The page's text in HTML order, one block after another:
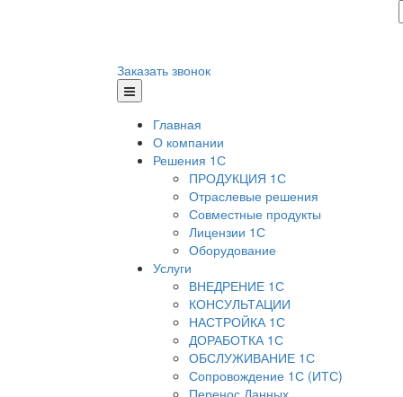
Заказать звонок
Главная
О компании
Решения 1С
ПРОДУКЦИЯ 1С
Отраслевые решения
Совместные продукты
Лицензии 1С
Оборудование
Услуги
ВНЕДРЕНИЕ 1С
КОНСУЛЬТАЦИИ
НАСТРОЙКА 1С
ДОРАБОТКА 1С
ОБСЛУЖИВАНИЕ 1С
Сопровождение 1С (ИТС)
Перенос Данных